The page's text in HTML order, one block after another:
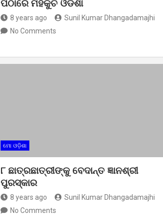
ପିଠାରେ ମହକୁଚି ଓଡିଶା
8 years ago
Sunil Kumar Dhangadamajhi
No Comments
ମୋ ଓଡ଼ିଶା
୮ ଛାତ୍ରଛାତ୍ରୀଙ୍କୁ ବେଦାନ୍ତ ଜ୍ଞାନଶ୍ରୀ
ପୁରସ୍କାର
8 years ago
Sunil Kumar Dhangadamajhi
No Comments